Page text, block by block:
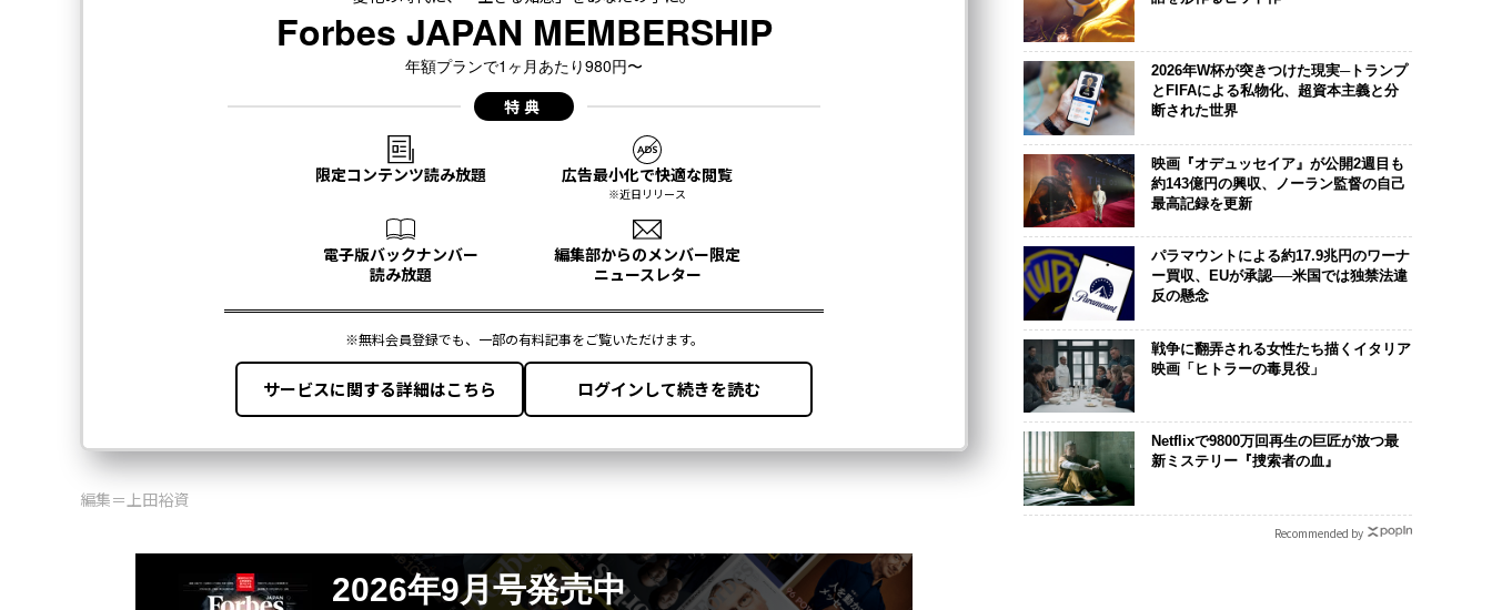
編集＝上田裕資
2026年9月号発売中
2026年W杯が突きつけた現実─トランプ
とFIFAによる私物化、超資本主義と分
断された世界
映画『オデュッセイア』が公開2週目も
約143億円の興収、ノーラン監督の自己
最高記録を更新
パラマウントによる約17.9兆円のワーナ
ー買収、EUが承認──米国では独禁法違
反の懸念
戦争に翻弄される女性たち描くイタリア
映画「ヒトラーの毒見役」
Netflixで9800万回再生の巨匠が放つ最
新ミステリー『捜索者の血』
Recommended by